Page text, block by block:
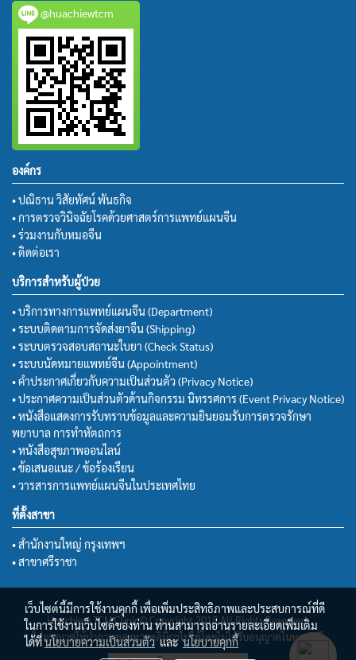
@huachiewtcm
องค์กร
• ปณิธาน วิสัยทัศน์ พันธกิจ
• การตรวจวินิจฉัยโรคด้วยศาสตร์การแพทย์แผนจีน
• ร่วมงานกับหมอจีน
• ติดต่อเรา
บริการสำหรับผู้ป่วย
• บริการทางการแพทย์แผนจีน (Department)
• ระบบติดตามการจัดส่งยาจีน (Shipping)
• ระบบตรวจสอบสถานะใบยา (Check Status)
• ระบบนัดหมายแพทย์จีน (Appointment)
• คำประกาศเกี่ยวกับความเป็นส่วนตัว (Privacy Notice)
• ประกาศความเป็นส่วนตัวด้านกิจกรรม นิทรรศการ (Event Privacy Notice)
• หนังสือแสดงการรับทราบข้อมูลและความยินยอมรับการตรวจรักษา
พยาบาล การทำหัตถการ
• หนังสือสุขภาพออนไลน์
• ข้อเสนอแนะ / ข้อร้องเรียน
• วารสารการแพทย์แผนจีนในประเทศไทย
ที่ตั้งสาขา
• สำนักงานใหญ่ กรุงเทพฯ
• สาขาศรีราชา
Huachiew TCM Clinic© Copyright 2018 All Rights Reserved.
ไม่อนุญาตให้นำภาพของทางคลินิกฯไปใช้โดยไม่ได้รับอนุญาตในทุกกรณี
เว็บไซต์นี้มีการใช้งานคุกกี้ เพื่อเพิ่มประสิทธิภาพและประสบการณ์ที่ดี
ในการใช้งานเว็บไซต์ของท่าน ท่านสามารถอ่านรายละเอียดเพิ่มเติม
ได้ที่นโยบายความเป็นส่วนตัวและนโยบายคุกกี้